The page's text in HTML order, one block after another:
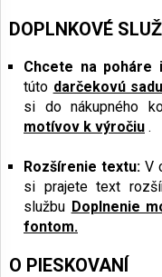
DOPLNKOVÉ
Chcete na poháre
túto darčekovú
si do nákupného
motívov k výročiu .
Rozšírenie textu:V
si prajete text
službu Doplnenie
fontom.
O PIESKOVANÍ